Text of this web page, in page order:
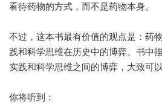
看待药物的方式，而不是药物本身。
不过，这本书最有价值的观点是：药
践和科学思维在历史中的博弈。书中
实践和科学思维之间的博弈，大致可
你将听到：